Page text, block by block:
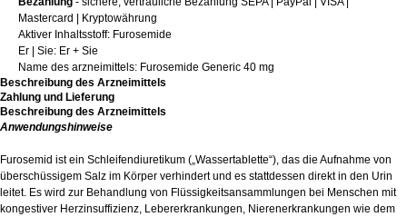
Mastercard | Kryptowährung
Aktiver Inhaltsstoff: Furosemide
Er | Sie: Er + Sie
Name des arzneimittels: Furosemide Generic 40 mg
Beschreibung des Arzneimittels
Zahlung und Lieferung
Beschreibung des Arzneimittels
Anwendungshinweise
Furosemid ist ein Schleifendiuretikum („Wassertablette“), das die Aufnahme von
überschüssigem Salz im Körper verhindert und es stattdessen direkt in den Urin
leitet. Es wird zur Behandlung von Flüssigkeitsansammlungen bei Menschen mit
kongestiver Herzinsuffizienz, Lebererkrankungen, Nierenerkrankungen wie dem